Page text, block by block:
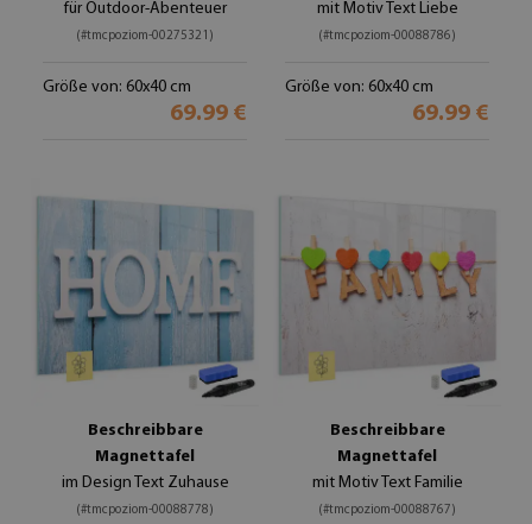
für Outdoor-Abenteuer
(#tmcpoziom-00275321)
Größe von: 60x40 cm
69.99 €
mit Motiv Text Liebe
(#tmcpoziom-00088786)
Größe von: 60x40 cm
69.99 €
Beschreibbare
Magnettafel
im Design Text Zuhause
(#tmcpoziom-00088778)
Beschreibbare
Magnettafel
mit Motiv Text Familie
(#tmcpoziom-00088767)